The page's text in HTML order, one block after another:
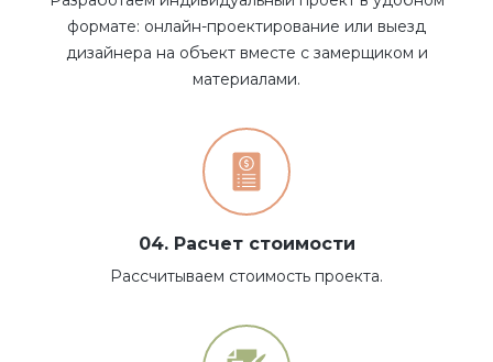
формате: онлайн-проектирование или выезд
дизайнера на объект вместе с замерщиком и
материалами.
04. Расчет стоимости
Рассчитываем стоимость проекта.